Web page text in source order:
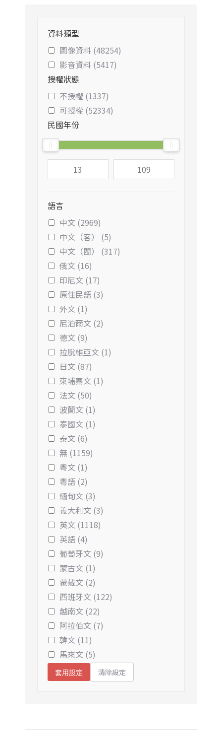
資料類型
圖像資料 (48254)
影音資料 (5417)
授權狀態
不授權 (1337)
可授權 (52334)
民國年份
語言
中文 (2969)
中文（客） (5)
中文（閩） (317)
俄文 (16)
印尼文 (17)
原住民語 (3)
外文 (1)
尼泊爾文 (2)
德文 (9)
拉脫維亞文 (1)
日文 (87)
柬埔寨文 (1)
法文 (50)
波蘭文 (1)
泰國文 (1)
泰文 (6)
無 (1159)
粵文 (1)
粵語 (2)
緬甸文 (3)
義大利文 (3)
英文 (1118)
英語 (4)
葡萄牙文 (9)
蒙古文 (1)
蒙藏文 (2)
西班牙文 (122)
越南文 (22)
阿拉伯文 (7)
韓文 (11)
馬來文 (5)
套用設定 清除設定